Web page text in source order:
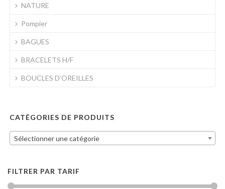
NATURE
Pompier
BAGUES
BRACELETS H/F
BOUCLES D’OREILLES
CATÉGORIES DE PRODUITS
Sélectionner une catégorie
FILTRER PAR TARIF